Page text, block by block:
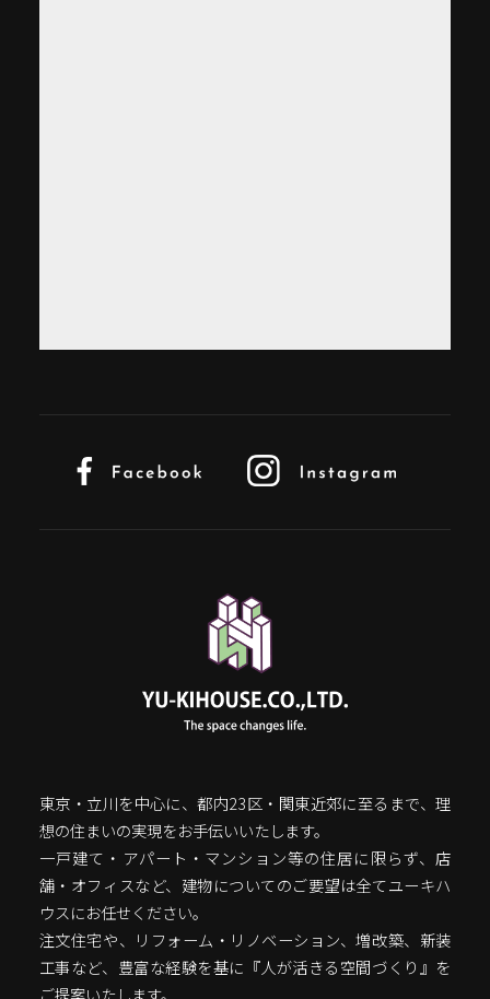
東京・立川を中心に、都内23区・関東近郊に至るまで、理
想の住まいの実現をお手伝いいたします。
一戸建て・アパート・マンション等の住居に限らず、店
舗・オフィスなど、建物についてのご要望は全てユーキハ
ウスにお任せください。
注文住宅や、リフォーム・リノベーション、増改築、新装
工事など、豊富な経験を基に『人が活きる空間づくり』を
ご提案いたします。